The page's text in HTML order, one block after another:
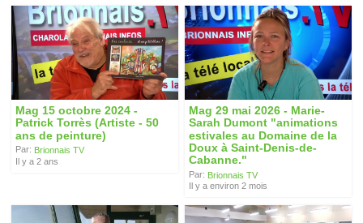
Mag 15 octobre 2024 -
Patrick Torrès (Artiste - 50
ans de peinture)
Par: Brionnais TV
Il y a 2 ans
Mag 29 mai 2026 - Marie-
Sarah Dumont "animations
estivales au Domaine de la
Doux à Saint-Denis-de-
Cabanne."
Par: Brionnais TV
Il y a environ 2 mois